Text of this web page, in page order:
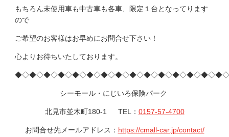
もちろん未使用車も中古車も各車、限定１台となってります
ので
ご希望のお客様はお早めにお問合せ下さい！
心よりお待ちいたしております。
シーモール・にじいろ保険パーク
北見市並木町180-1 TEL： 0157-57-4700
お問合せ先メールアドレス： https://cmall-car.jp/contact/